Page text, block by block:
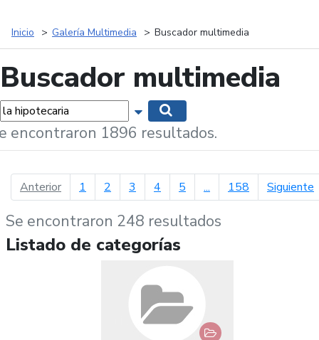
Inicio Galería Multimedia Buscador multimedia
Buscador multimedia
Mostrar opciones de búsqueda
encontraron 1896 resultados.
Anteriorpágina anterior
1 2 3 4 5 ... 158 Siguiente
Se encontraron 248 resultados
Listado de categorías